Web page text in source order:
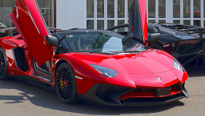
Company info.
会社案内